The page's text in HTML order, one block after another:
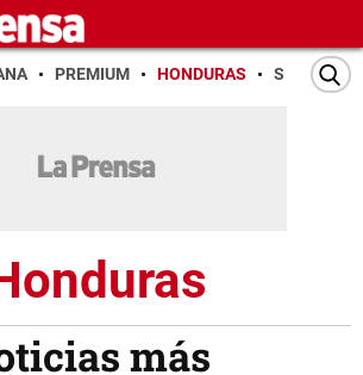
PREMIUM HONDURAS SAN PEDRO
más